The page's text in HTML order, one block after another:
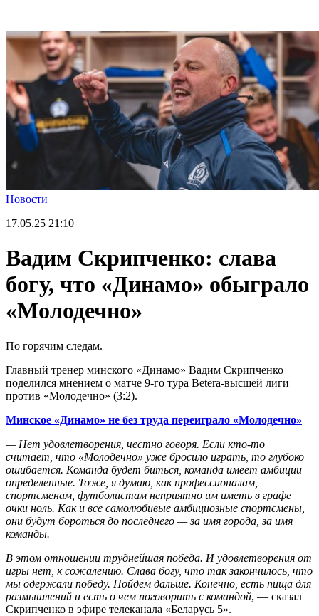
Новости
17.05.25 21:10
Вадим Скрипченко: слава
богу, что «Динамо» обыграло
«Молодечно»
По горячим следам.
Главный тренер минского «Динамо» Вадим Скрипченко
поделился мнением о матче 9-го тура Betera-высшей лиги
против «Молодечно» (3:2).
Минское «Динамо» не без труда переиграло «Молодечно»
— Нет удовлетворения, честно говоря. Если кто-то
считает, что «Молодечно» уже бросило играть, то глубоко
ошибается. Команда будет биться, команда имеет амбиции
определенные. Тоже, я думаю, как профессионалам,
спортсменам, футболистам неприятно им иметь в графе
очки ноль. Как и все самолюбивые амбициозные спортсмены,
они будут бороться до последнего — за имя города, за имя
команды.
В этом отношении труднейшая победа. И удовлетворения от
игры нет, к сожалению. Слава богу, что так закончилось, что
мы одержали победу. Пойдем дальше. Конечно, есть пища для
размышлений и есть о чем поговорить с командой, — сказал
Скрипченко в эфире телеканала «Беларусь 5».